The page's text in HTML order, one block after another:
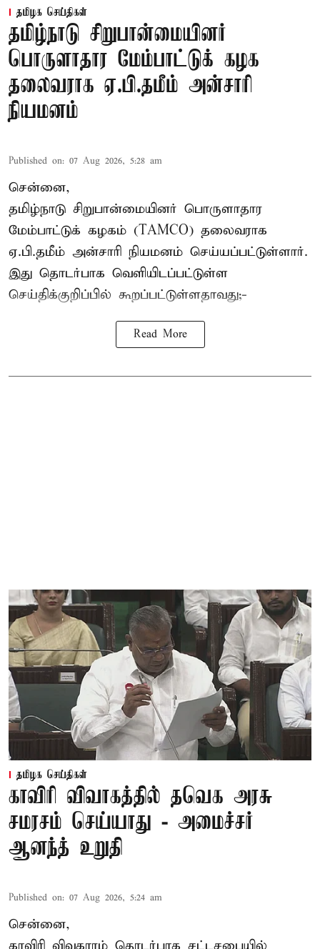
தமிழக செய்திகள்
தமிழ்நாடு சிறுபான்மையினர்
பொருளாதார மேம்பாட்டுக் கழக
தலைவராக ஏ.பி.தமீம் அன்சாரி
நியமனம்
Published on: 07 Aug 2026, 5:28 am
சென்னை,
தமிழ்நாடு சிறுபான்மையினர் பொருளாதார
மேம்பாட்டுக் கழகம் (TAMCO) தலைவராக
ஏ.பி.தமீம் அன்சாரி நியமனம் செய்யப்பட்டுள்ளார்.
இது தொடர்பாக வெளியிடப்பட்டுள்ள
செய்திக்குறிப்பில் கூறப்பட்டுள்ளதாவது;-
Read More
தமிழக செய்திகள்
காவிரி விவாகத்தில் தவெக அரசு
சமரசம் செய்யாது - அமைச்சர்
ஆனந்த் உறுதி
Published on: 07 Aug 2026, 5:24 am
சென்னை,
காவிரி விவகாரம் தொடர்பாக சட்டசபையில்